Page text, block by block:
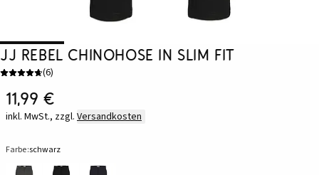
JJ REBEL Chinohose in Slim Fit
(6)
11,99 €
inkl. MwSt., zzgl. Versandkosten
Farbe:schwarz